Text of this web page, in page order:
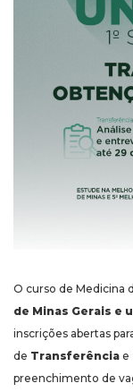
O curso de Medicina
de Minas Gerais e
inscrições abertas
de Transferência e
preenchimento de